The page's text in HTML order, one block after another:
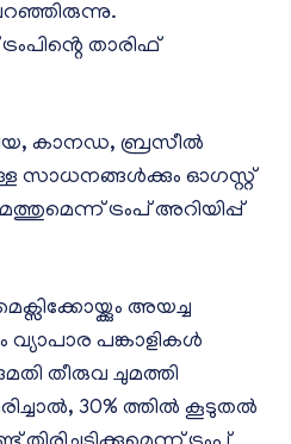
താരിഫ്
കാനഡ, ബ്രസീൽ
സാധനങ്ങൾക്കും ഓഗസ്റ്റ്
ട്രംപ് അറിയിപ്പ്
അയച്ച
പങ്കാളികൾ
തീരുവ ചുമത്തി
30% ത്തിൽ കൂടുതൽ